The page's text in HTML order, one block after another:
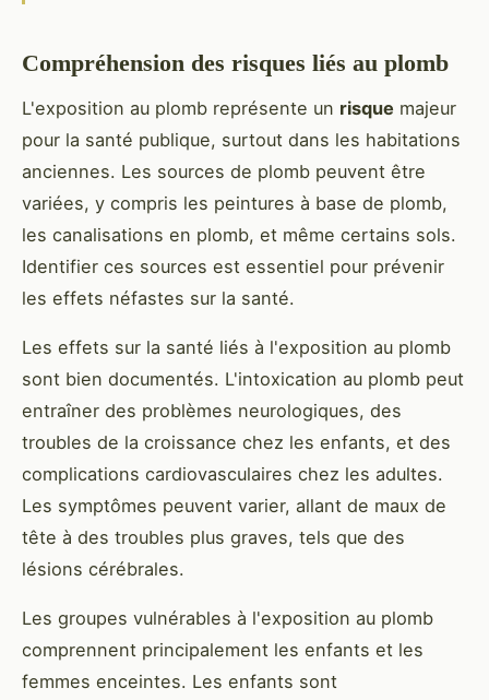
Compréhension des risques liés au plomb
L'exposition au plomb représente un risque majeur
pour la santé publique, surtout dans les habitations
anciennes. Les sources de plomb peuvent être
variées, y compris les peintures à base de plomb,
les canalisations en plomb, et même certains sols.
Identifier ces sources est essentiel pour prévenir
les effets néfastes sur la santé.
Les effets sur la santé liés à l'exposition au plomb
sont bien documentés. L'intoxication au plomb peut
entraîner des problèmes neurologiques, des
troubles de la croissance chez les enfants, et des
complications cardiovasculaires chez les adultes.
Les symptômes peuvent varier, allant de maux de
tête à des troubles plus graves, tels que des
lésions cérébrales.
Les groupes vulnérables à l'exposition au plomb
comprennent principalement les enfants et les
femmes enceintes. Les enfants sont